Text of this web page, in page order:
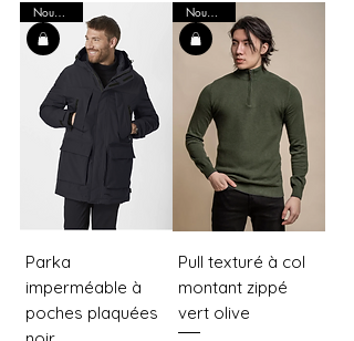
Nouveauté
Parka
imperméable à
poches plaquées
Nouveauté
Pull texturé à col
montant zippé
vert olive